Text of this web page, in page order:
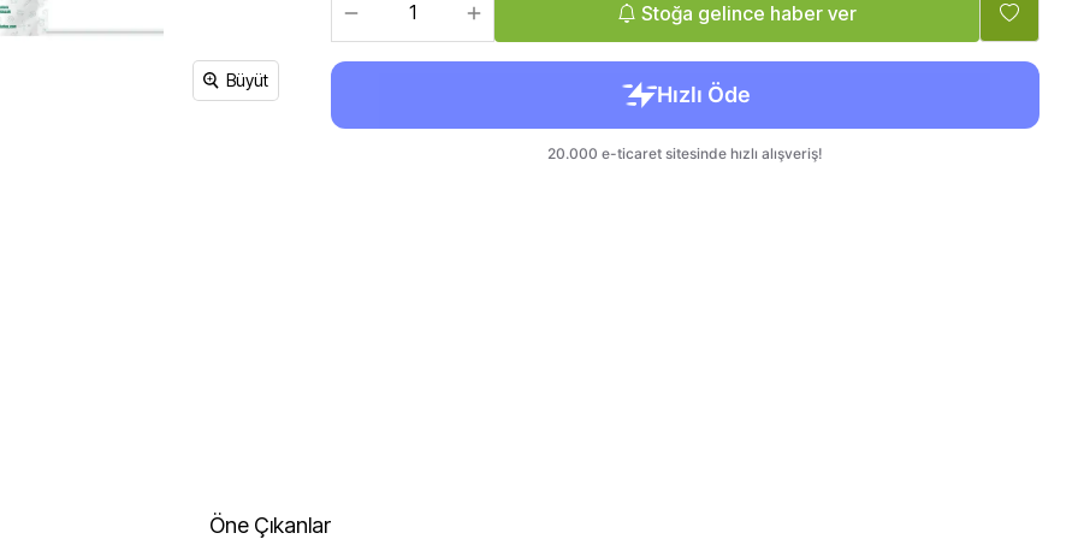
Büyüt
Stoğa gelince haber ver
Öne Çıkanlar